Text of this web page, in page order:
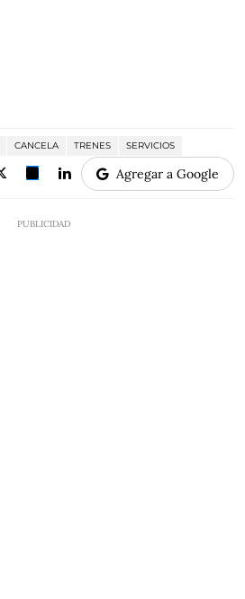
CANCELA TRENES SERVICIOS
Agregar a Google